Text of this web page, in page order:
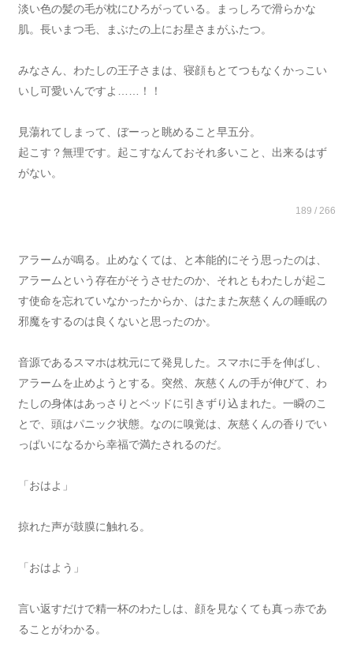
淡い色の髪の毛が枕にひろがっている。まっしろで滑らかな
肌。長いまつ毛、まぶたの上にお星さまがふたつ。
みなさん、わたしの王子さまは、寝顔もとてつもなくかっこい
いし可愛いんですよ……！！
見蕩れてしまって、ぼーっと眺めること早五分。
起こす？無理です。起こすなんておそれ多いこと、出来るはず
がない。
189 / 266
アラームが鳴る。止めなくては、と本能的にそう思ったのは、
アラームという存在がそうさせたのか、それともわたしが起こ
す使命を忘れていなかったからか、はたまた灰慈くんの睡眠の
邪魔をするのは良くないと思ったのか。
音源であるスマホは枕元にて発見した。スマホに手を伸ばし、
アラームを止めようとする。突然、灰慈くんの手が伸びて、わ
たしの身体はあっさりとベッドに引きずり込まれた。一瞬のこ
とで、頭はパニック状態。なのに嗅覚は、灰慈くんの香りでい
っぱいになるから幸福で満たされるのだ。
「おはよ」
掠れた声が鼓膜に触れる。
「おはよう」
言い返すだけで精一杯のわたしは、顔を見なくても真っ赤であ
ることがわかる。